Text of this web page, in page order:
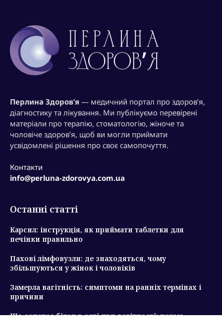
Перлина Здоров’я — медичний портал про здоров’я,
діагностику та лікування. Ми публікуємо перевірені
матеріали про терапію, стоматологію, жіноче та
чоловіче здоров’я, щоб ви могли приймати
усвідомлені рішення про своє самопочуття.
Контакти
info@perluna-zdorovya.com.ua
Останні статті
Карсил: інструкція, як приймати таблетки для
печінки правильно
Пахові лімфовузли: де знаходяться, чому
збільшуються у жінок і чоловіків
Замерла вагітність: симптоми на ранніх термінах і
причини
Що означає білок в сечі при вагітності: норма,